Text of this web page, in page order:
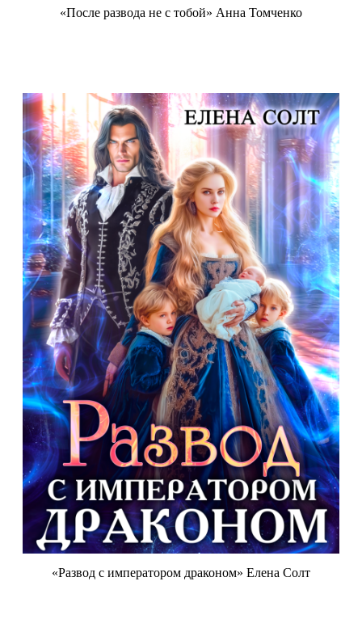
«После развода не с тобой» Анна Томченко
«Развод с императором драконом» Елена Солт